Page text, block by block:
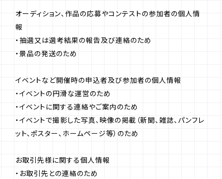
オーディション、作品の応募やコンテストの参加者の個人情
報
・抽選又は選考結果の報告及び連絡のため
・景品の発送のため
イベントなど開催時の申込者及び参加者の個人情報
・イベントの円滑な運営のため
・イベントに関する連絡やご案内のため
・イベントで撮影した写真、映像の掲載（新聞、雑誌、パンフレ
ット、ポスター、ホームページ等）のため
お取引先様に関する個人情報
・お取引先との連絡のため